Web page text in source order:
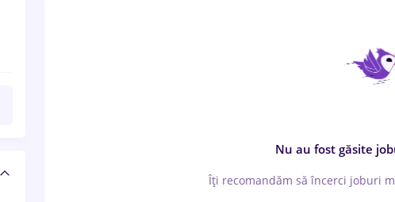
Nu au fost găsite
Îți recomandăm să încerci joburi